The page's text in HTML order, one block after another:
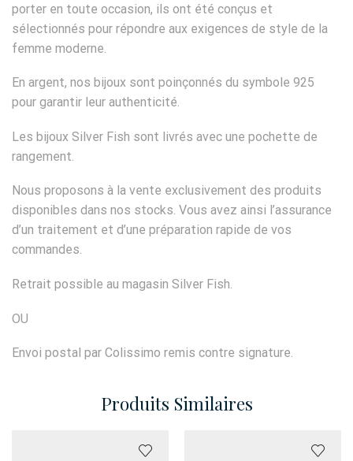
porter en toute occasion, ils ont été conçus et
sélectionnés pour répondre aux exigences de style de la
femme moderne.
En argent, nos bijoux sont poinçonnés du symbole 925
pour garantir leur authenticité.
Les bijoux Silver Fish sont livrés avec une pochette de
rangement.
Nous proposons à la vente exclusivement des produits
disponibles dans nos stocks. Vous avez ainsi l’assurance
d’un traitement et d’une préparation rapide de vos
commandes.
Retrait possible au magasin Silver Fish.
OU
Envoi postal par Colissimo remis contre signature.
Produits Similaires